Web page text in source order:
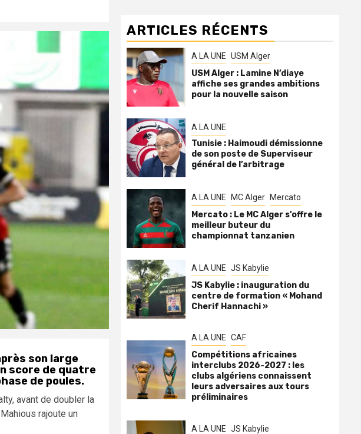
son large
score de quatre
de poules.
avant de doubler la
rajoute un
ARTICLES RÉCENTS
A LA UNE USM Alger
USM Alger : Lamine N’diaye
affiche ses grandes ambitions
pour la nouvelle saison
A LA UNE
Tunisie : Haimoudi démissionne
de son poste de Superviseur
général de l’arbitrage
A LA UNE MC Alger Mercato
Mercato : Le MC Alger s’offre le
meilleur buteur du
championnat tanzanien
A LA UNE JS Kabylie
JS Kabylie : inauguration du
centre de formation « Mohand
Cherif Hannachi »
A LA UNE CAF
Compétitions africaines
interclubs 2026-2027 : les
clubs algériens connaissent
leurs adversaires aux tours
préliminaires
A LA UNE JS Kabylie